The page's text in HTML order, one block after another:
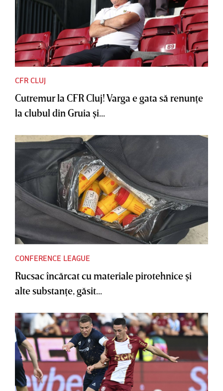
CFR CLUJ
Cutremur la CFR Cluj! Varga e gata să renunţe
la clubul din Gruia şi...
CONFERENCE LEAGUE
Rucsac încărcat cu materiale pirotehnice şi
alte substanţe, găsit...